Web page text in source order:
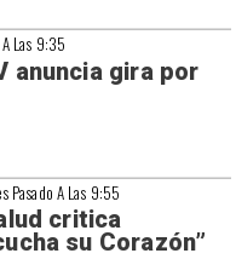
Las 9:35
anuncia gira por
Pasado A Las 9:55
critica
su Corazón”